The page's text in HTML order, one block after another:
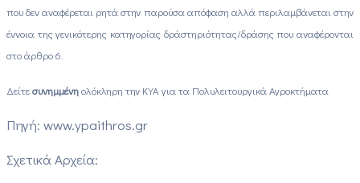
που δεν αναφέρεται ρητά στην παρούσα απόφαση αλλά περιλαμβάνεται στην
έννοια της γενικότερης κατηγορίας δράστηριότητας/δράσης που αναφέρονται
στο άρθρο 6.
Δείτεσυνημμένηολόκληρη την ΚΥΑ για τα Πολυλειτουργικά Αγροκτήματα
Πηγή: www.ypaithros.gr
Σχετικά Αρχεία: